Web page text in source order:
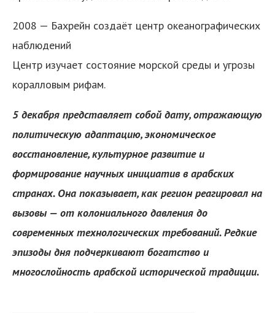
2008 — Бахрейн создаёт центр океанографических
наблюдений
Центр изучает состояние морской среды и угрозы
коралловым рифам.
5 декабря представляет собой дату, отражающую
политическую адаптацию, экономическое
восстановление, культурное развитие и
формирование научных инициатив в арабских
странах. Она показывает, как регион реагировал на
вызовы — от колониального давления до
современных технологических требований. Редкие
эпизоды дня подчеркивают богатство и
многослойность арабской исторической традиции.